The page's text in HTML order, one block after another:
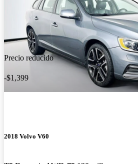
Precio reducido
-$1,399
2018 Volvo V60